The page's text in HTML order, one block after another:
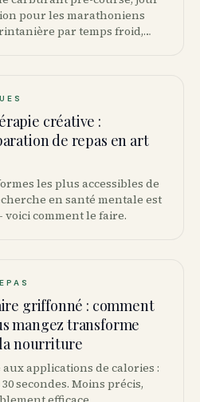
pour les marathoniens
par temps froid,
créative :
de repas en art
les plus accessibles de
en santé mentale est
comment le faire.
griffonné : comment
mangez transforme
nourriture
applications de calories :
secondes. Moins précis,